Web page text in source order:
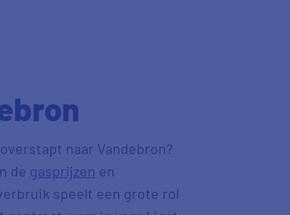
naar Vandebron?
de gasprijzen en
speelt een grote rol